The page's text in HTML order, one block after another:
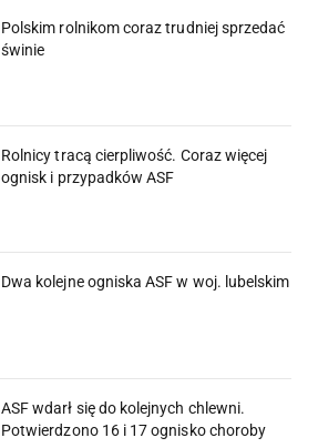
Polskim rolnikom coraz trudniej sprzedać
świnie
Rolnicy tracą cierpliwość. Coraz więcej
ognisk i przypadków ASF
Dwa kolejne ogniska ASF w woj. lubelskim
ASF wdarł się do kolejnych chlewni.
Potwierdzono 16 i 17 ognisko choroby